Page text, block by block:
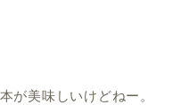
が美味しいけどねー。